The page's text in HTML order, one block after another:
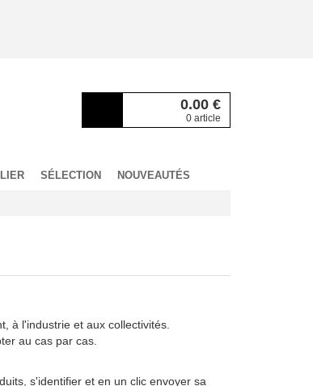
0.00 €
0 article
SÉLECTION NOUVEAUTÉS
à l'industrie et aux collectivités.
au cas par cas.
s'identifier et en un clic envoyer sa